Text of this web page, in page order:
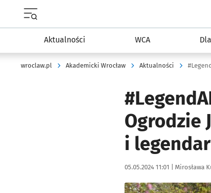
Menu główne portalu wroclaw.pl
Aktualności WCA
wroclaw.pl Akademicki Wrocław Aktualności
Ogrodzie
i
Data publikacji:
05.05.2024 11:01 | Autor:
Mirosława
Kliknij, aby zobaczyć